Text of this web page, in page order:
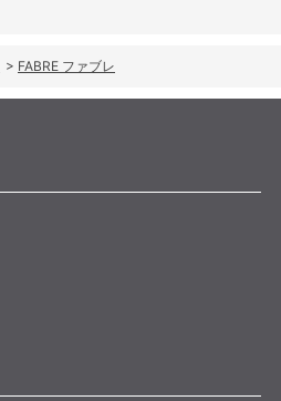
> FABRE ファブレ